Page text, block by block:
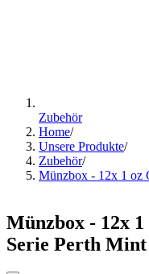
Zubehör
Home/
Unsere Produkte/
Zubehör/
Münzbox - 12x 1 oz
Münzbox - 12x
Serie Perth Mint